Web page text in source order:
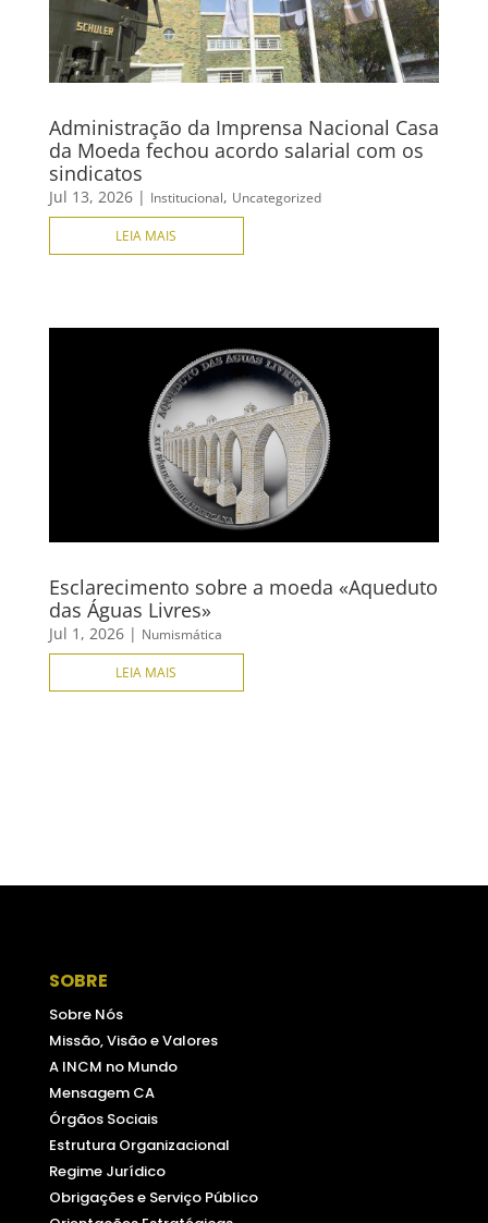
Administração da Imprensa Nacional Casa
da Moeda fechou acordo salarial com os
sindicatos
Jul 13, 2026| Institucional, Uncategorized
LEIA MAIS
Esclarecimento sobre a moeda «Aqueduto
das Águas Livres»
Jul 1, 2026| Numismática
LEIA MAIS
SOBRE
Sobre Nós
Missão, Visão e Valores
A INCM no Mundo
Mensagem CA
Órgãos Sociais
Estrutura Organizacional
Regime Jurídico
Obrigações e Serviço Público